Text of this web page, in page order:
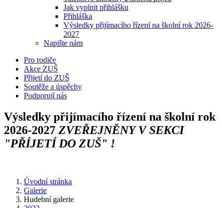
Jak vyplnit přihlášku
Přihláška
Výsledky přijímacího řízení na školní rok 2026-
2027
Napište nám
Pro rodiče
Akce ZUŠ
Přijetí do ZUŠ
Soutěže a úspěchy
Podporují nás
Výsledky přijímacího řízení na školní rok
2026-2027 ZVEŘEJNĚNY V SEKCI
"PŘÍJETÍ DO ZUŠ" !
Úvodní stránka
Galerie
Hudební galerie